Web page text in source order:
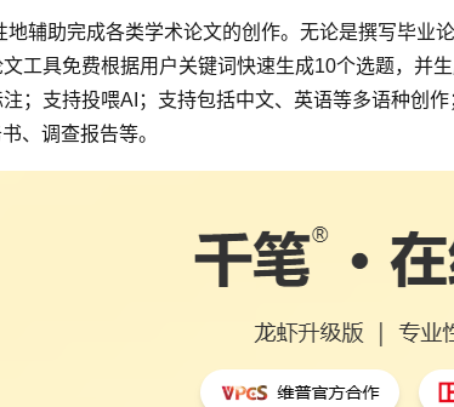
辅助完成各类学术论文的创作。无论是撰写毕业
工具免费根据用户关键词快速生成10个选题，并
；支持投喂AI；支持包括中文、英语等多语种创
、调查报告等。